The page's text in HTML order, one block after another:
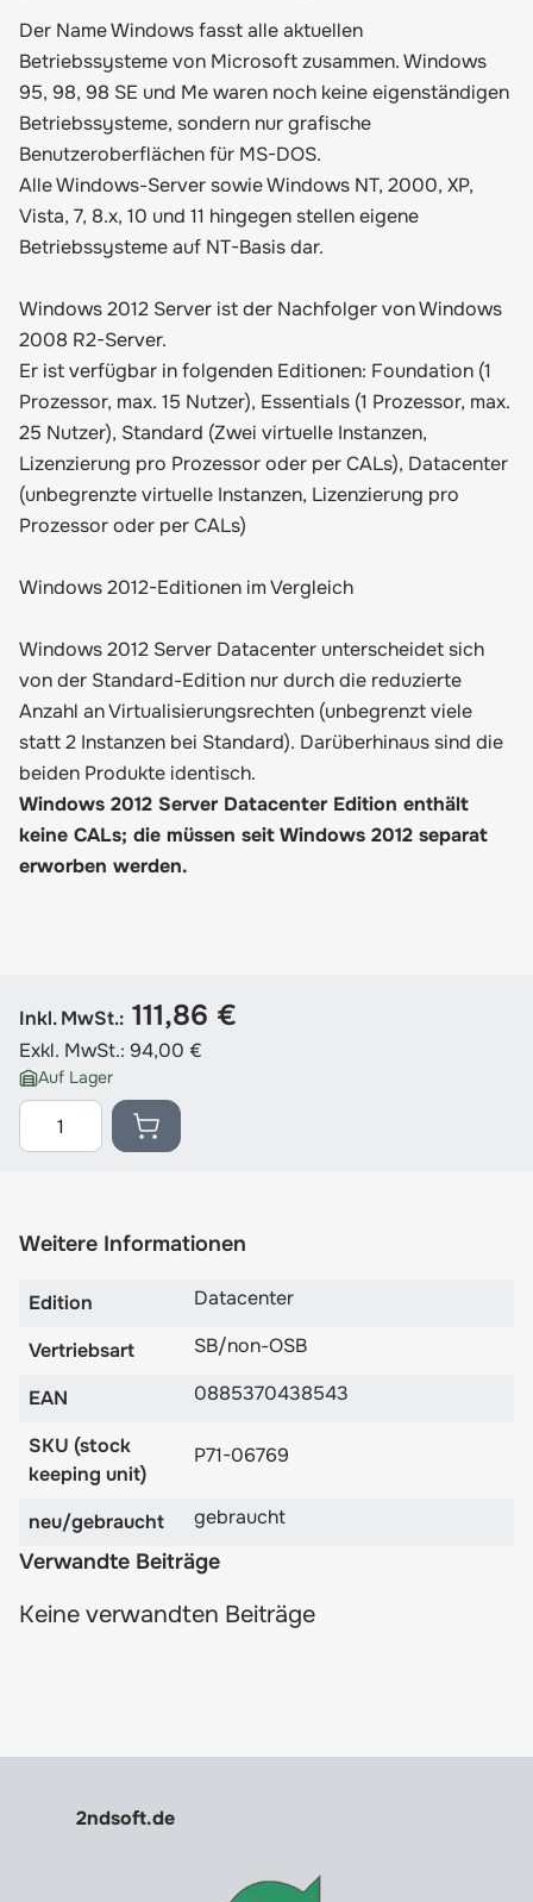
Der Name Windows fasst alle aktuellen
Betriebssysteme von Microsoft zusammen. Windows
95, 98, 98 SE und Me waren noch keine eigenständigen
Betriebssysteme, sondern nur grafische
Benutzeroberflächen für MS-DOS.
Alle Windows-Server sowie Windows NT, 2000, XP,
Vista, 7, 8.x, 10 und 11 hingegen stellen eigene
Betriebssysteme auf NT-Basis dar.
Windows 2012 Server ist der Nachfolger von Windows
2008 R2-Server.
Er ist verfügbar in folgenden Editionen: Foundation (1
Prozessor, max. 15 Nutzer), Essentials (1 Prozessor, max.
25 Nutzer), Standard (Zwei virtuelle Instanzen,
Lizenzierung pro Prozessor oder per CALs), Datacenter
(unbegrenzte virtuelle Instanzen, Lizenzierung pro
Prozessor oder per CALs)
Windows 2012-Editionen im Vergleich
Windows 2012 Server Datacenter unterscheidet sich
von der Standard-Edition nur durch die reduzierte
Anzahl an Virtualisierungsrechten (unbegrenzt viele
statt 2 Instanzen bei Standard). Darüberhinaus sind die
beiden Produkte identisch.
Windows 2012 Server Datacenter Edition enthält
keine CALs; die müssen seit Windows 2012 separat
erworben werden.
Inkl. MwSt.: 111,86 €
Exkl. MwSt.: 94,00 €
Auf Lager
Menge
Weitere Informationen
Edition Datacenter
Vertriebsart SB/non-OSB
EAN 0885370438543
SKU (stock
keeping unit)
P71-06769
neu/gebraucht gebraucht
Verwandte Beiträge
Keine verwandten Beiträge
2ndsoft.de